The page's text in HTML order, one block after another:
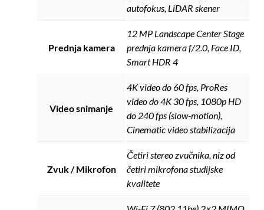
autofokus, LiDAR skener
Prednja kamera
12 MP Landscape Center Stage
prednja kamera f/2.0, Face ID,
Smart HDR 4
Video snimanje
4K video do 60 fps, ProRes
video do 4K 30 fps, 1080p HD
do 240 fps (slow-motion),
Cinematic video stabilizacija
Zvuk / Mikrofon
Četiri stereo zvučnika, niz od
četiri mikrofona studijske
kvalitete